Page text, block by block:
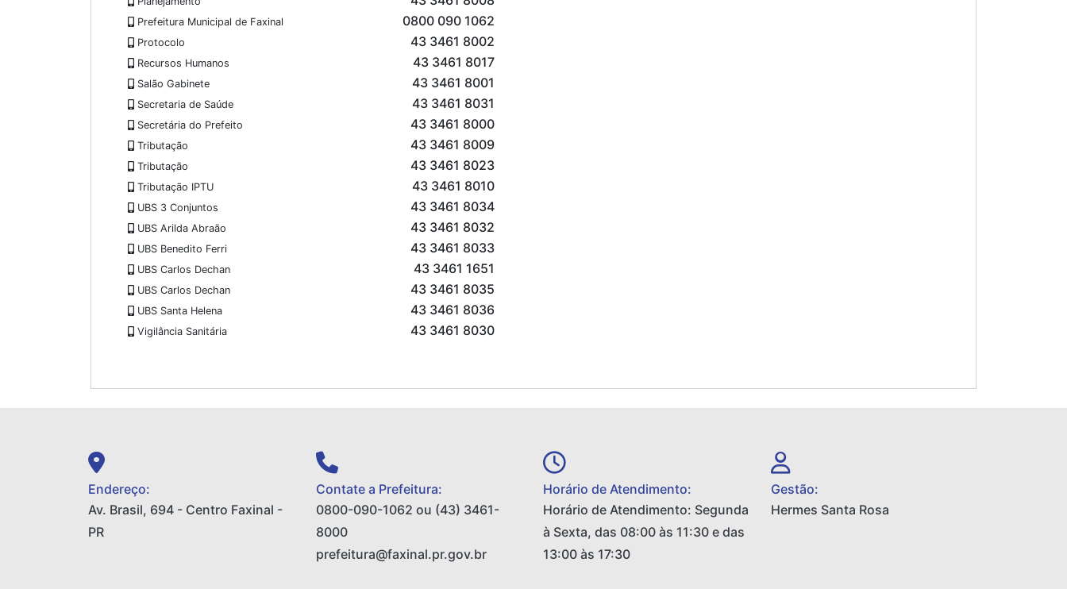
Prefeitura Municipal de Faxinal 0800 090 1062
Protocolo 43 3461 8002
Recursos Humanos 43 3461 8017
Salão Gabinete 43 3461 8001
Secretaria de Saúde 43 3461 8031
Secretária do Prefeito 43 3461 8000
Tributação 43 3461 8009
Tributação 43 3461 8023
Tributação IPTU 43 3461 8010
UBS 3 Conjuntos 43 3461 8034
UBS Arilda Abraão 43 3461 8032
UBS Benedito Ferri 43 3461 8033
UBS Carlos Dechan 43 3461 1651
UBS Carlos Dechan 43 3461 8035
UBS Santa Helena 43 3461 8036
Vigilância Sanitária 43 3461 8030
Endereço:
Av. Brasil, 694 - Centro Faxinal -
PR
Contate a Prefeitura:
0800-090-1062 ou (43) 3461-
8000
prefeitura@faxinal.pr.gov.br
Horário de Atendimento:
Horário de Atendimento: Segunda
à Sexta, das 08:00 às 11:30 e das
13:00 às 17:30
Gestão:
Hermes Santa Rosa